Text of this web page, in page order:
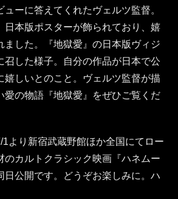
ーに答えてくれたヴェルツ監督。
日本版ポスターが飾られており、嬉
ました。『地獄愛』の日本版ヴィジ
召した様子。自分の作品が日本で公
嬉しいとのこと。ヴェルツ監督が描
愛の物語『地獄愛』をぜひご覧くだ
より新宿武蔵野館ほか全国にてロー
のカルトクラシック映画『ハネムー
日公開です。どうぞお楽しみに。ハ